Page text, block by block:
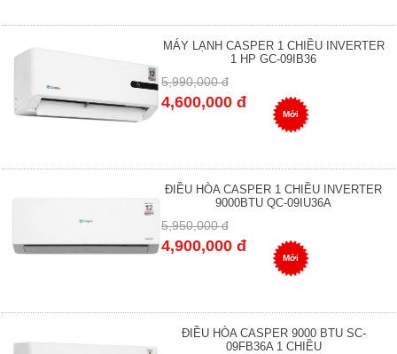
MÁY LẠNH CASPER 1 CHIỀU INVERTER
1 HP GC-09IB36
5,990,000 đ
4,600,000 đ
Mới
ĐIỀU HÒA CASPER 1 CHIỀU INVERTER
9000BTU QC-09IU36A
5,950,000 đ
4,900,000 đ
Mới
ĐIỀU HÒA CASPER 9000 BTU SC-
09FB36A 1 CHIỀU